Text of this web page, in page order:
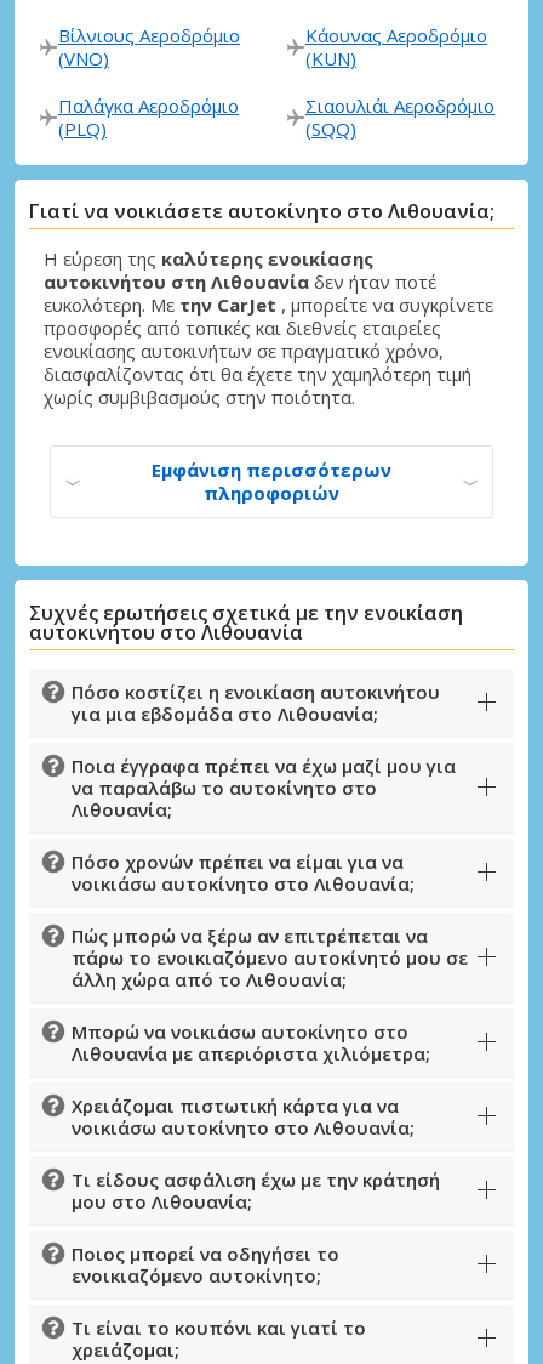
Μεγάλες εξοικονομήσεις
προσφορές συνεργατών
Βίλνιους Αεροδρόμιο
(VNO)
Κάουνας Αεροδρόμιο
(KUN)
Παλάγκα Αεροδρόμιο
(PLQ)
Σιαουλιάι Αεροδρόμιο
(SQQ)
Γιατί να νοικιάσετε αυτοκίνητο στο Λιθουανία;
Η εύρεση της καλύτερης ενοικίασης
αυτοκινήτου στη Λιθουανία δεν ήταν ποτέ
ευκολότερη. Με την CarJet , μπορείτε να συγκρίνετε
προσφορές από τοπικές και διεθνείς εταιρείες
ενοικίασης αυτοκινήτων σε πραγματικό χρόνο,
διασφαλίζοντας ότι θα έχετε την χαμηλότερη τιμή
χωρίς συμβιβασμούς στην ποιότητα.
Εμφάνιση περισσότερων
πληροφοριών
Συχνές ερωτήσεις σχετικά με την ενοικίαση
αυτοκινήτου στο Λιθουανία
Πόσο κοστίζει η ενοικίαση αυτοκινήτου
για μια εβδομάδα στο Λιθουανία;
Ποια έγγραφα πρέπει να έχω μαζί μου για
να παραλάβω το αυτοκίνητο στο
Λιθουανία;
Πόσο χρονών πρέπει να είμαι για να
νοικιάσω αυτοκίνητο στο Λιθουανία;
Πώς μπορώ να ξέρω αν επιτρέπεται να
πάρω το ενοικιαζόμενο αυτοκίνητό μου σε
άλλη χώρα από το Λιθουανία;
Μπορώ να νοικιάσω αυτοκίνητο στο
Λιθουανία με απεριόριστα χιλιόμετρα;
Χρειάζομαι πιστωτική κάρτα για να
νοικιάσω αυτοκίνητο στο Λιθουανία;
Τι είδους ασφάλιση έχω με την κράτησή
μου στο Λιθουανία;
Ποιος μπορεί να οδηγήσει το
ενοικιαζόμενο αυτοκίνητο;
Τι είναι το κουπόνι και γιατί το
χρειάζομαι;